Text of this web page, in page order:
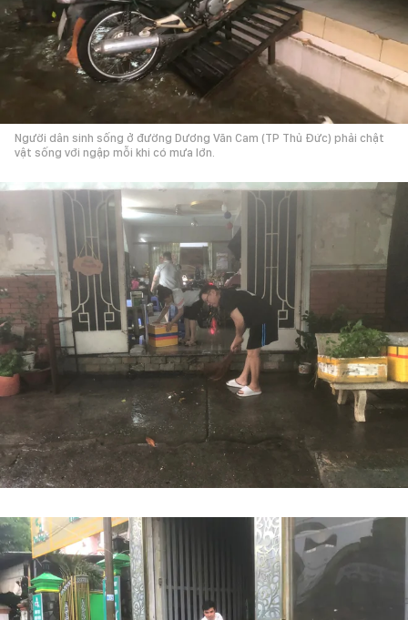
Người dân sinh sống ở đường Dương Văn Cam (TP Thủ Đức) phải chật
vật sống với ngập mỗi khi có mưa lớn.